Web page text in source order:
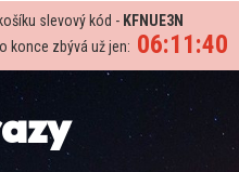
slevový kód - KFNUE3N
06:11:39
konce zbývá už jen: